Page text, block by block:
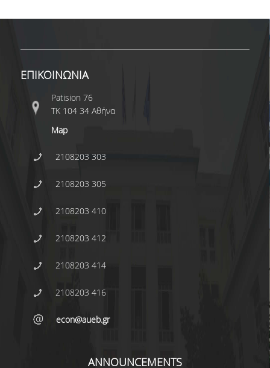
COMPLAINTS MANAGEMENT
PROCEDURE
RESEARCH SEMINAR SERIES
ΕΠΙΚΟΙΝΩΝΙΑ
Patision 76
ΤΚ 104 34 Αθήνα
Map
2108203 303
2108203 305
2108203 410
2108203 412
2108203 414
2108203 416
econ@aueb.gr
ANNOUNCEMENTS